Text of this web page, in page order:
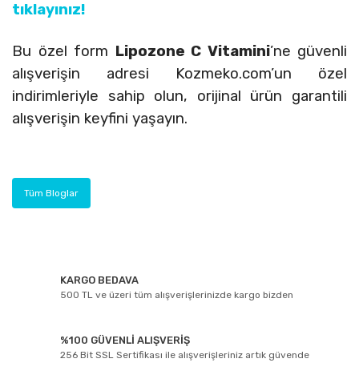
tıklayınız!
Bu özel form Lipozone C Vitamini’ne güvenli
alışverişin adresi Kozmeko.com’un özel
indirimleriyle sahip olun, orijinal ürün garantili
alışverişin keyfini yaşayın.
Tüm Bloglar
KARGO BEDAVA
500 TL ve üzeri tüm alışverişlerinizde kargo bizden
%100 GÜVENLİ ALIŞVERİŞ
256 Bit SSL Sertifikası ile alışverişleriniz artık güvende